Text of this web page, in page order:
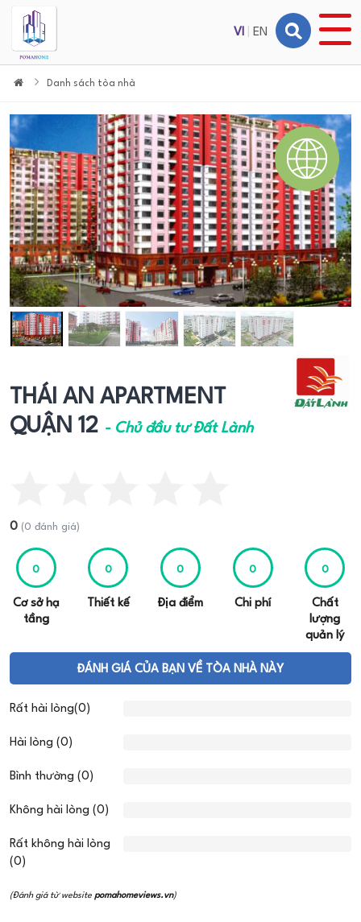
VI| EN
Danh sách tòa nhà
THÁI AN APARTMENT
QUẬN 12 - Chủ đầu tư Đất Lành
0 (0 đánh giá)
0
Cơ sở hạ
tầng
0
Thiết kế
0
Địa điểm
0
Chi phí
0
Chất
lượng
quản lý
ĐÁNH GIÁ CỦA BẠN VỀ TÒA NHÀ NÀY
Rất hài lòng(0)
Hài lòng (0)
Bình thường (0)
Không hài lòng (0)
Rất không hài lòng
(0)
(Đánh giá từ website pomahomeviews.vn)